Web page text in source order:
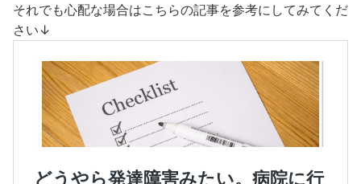
それでも心配な場合はこちらの記事を参考にしてみてくだ
さい↓